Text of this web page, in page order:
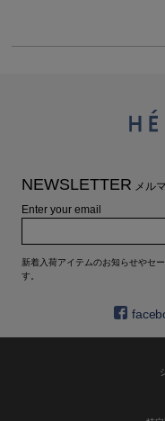
NEWSLETTER メル
Enter your email
新着入荷アイテムのお知らせやセ
す。